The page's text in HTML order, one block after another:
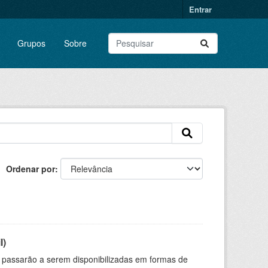
Entrar
Grupos Sobre
Ordenar por
a serem disponibilizadas em formas de